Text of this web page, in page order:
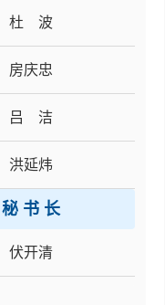
杜 波
房庆忠
吕 洁
洪延炜
秘 书 长
伏开清